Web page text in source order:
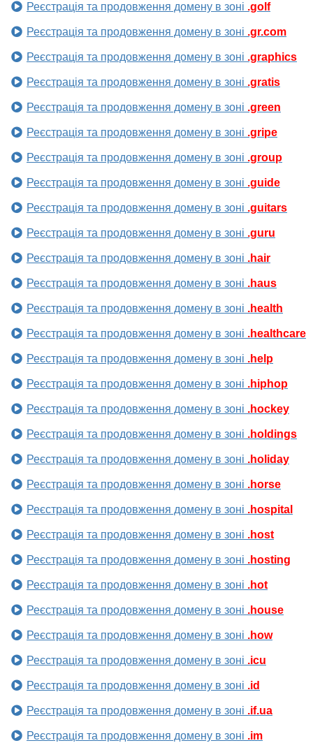
Реєстрація та продовження домену в зоні .golf
Реєстрація та продовження домену в зоні .gr.com
Реєстрація та продовження домену в зоні .graphics
Реєстрація та продовження домену в зоні .gratis
Реєстрація та продовження домену в зоні .green
Реєстрація та продовження домену в зоні .gripe
Реєстрація та продовження домену в зоні .group
Реєстрація та продовження домену в зоні .guide
Реєстрація та продовження домену в зоні .guitars
Реєстрація та продовження домену в зоні .guru
Реєстрація та продовження домену в зоні .hair
Реєстрація та продовження домену в зоні .haus
Реєстрація та продовження домену в зоні .health
Реєстрація та продовження домену в зоні .healthcare
Реєстрація та продовження домену в зоні .help
Реєстрація та продовження домену в зоні .hiphop
Реєстрація та продовження домену в зоні .hockey
Реєстрація та продовження домену в зоні .holdings
Реєстрація та продовження домену в зоні .holiday
Реєстрація та продовження домену в зоні .horse
Реєстрація та продовження домену в зоні .hospital
Реєстрація та продовження домену в зоні .host
Реєстрація та продовження домену в зоні .hosting
Реєстрація та продовження домену в зоні .hot
Реєстрація та продовження домену в зоні .house
Реєстрація та продовження домену в зоні .how
Реєстрація та продовження домену в зоні .icu
Реєстрація та продовження домену в зоні .id
Реєстрація та продовження домену в зоні .if.ua
Реєстрація та продовження домену в зоні .im